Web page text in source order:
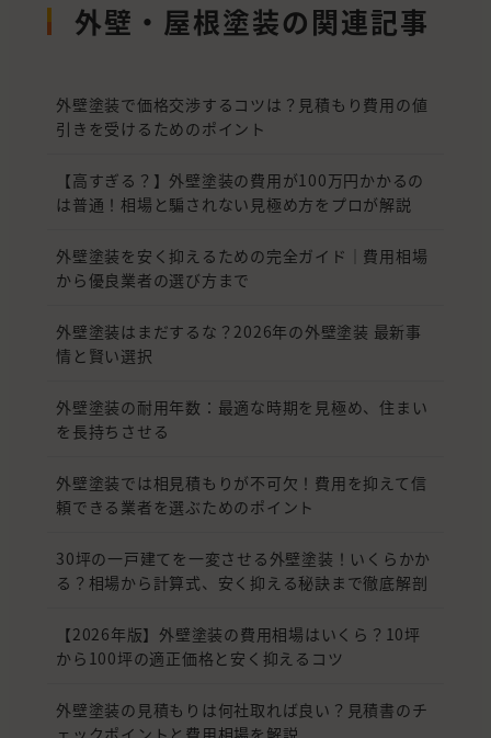
外壁・屋根塗装の関連記事
外壁塗装で価格交渉するコツは？見積もり費用の値
引きを受けるためのポイント
【高すぎる？】外壁塗装の費用が100万円かかるの
は普通！相場と騙されない見極め方をプロが解説
外壁塗装を安く抑えるための完全ガイド｜費用相場
から優良業者の選び方まで
外壁塗装はまだするな？2026年の外壁塗装 最新事
情と賢い選択
外壁塗装の耐用年数：最適な時期を見極め、住まい
を長持ちさせる
外壁塗装では相見積もりが不可欠！費用を抑えて信
頼できる業者を選ぶためのポイント
30坪の一戸建てを一変させる外壁塗装！いくらかか
る？相場から計算式、安く抑える秘訣まで徹底解剖
【2026年版】外壁塗装の費用相場はいくら？10坪
から100坪の適正価格と安く抑えるコツ
外壁塗装の見積もりは何社取れば良い？見積書のチ